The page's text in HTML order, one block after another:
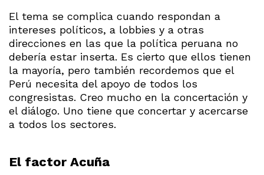
El tema se complica cuando respondan a
intereses políticos, a lobbies y a otras
direcciones en las que la política peruana no
debería estar inserta. Es cierto que ellos tienen
la mayoría, pero también recordemos que el
Perú necesita del apoyo de todos los
congresistas. Creo mucho en la concertación y
el diálogo. Uno tiene que concertar y acercarse
a todos los sectores.
El factor Acuña